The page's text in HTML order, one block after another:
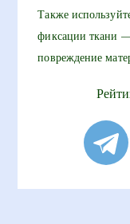
Также
фиксации ткани —
повреждение